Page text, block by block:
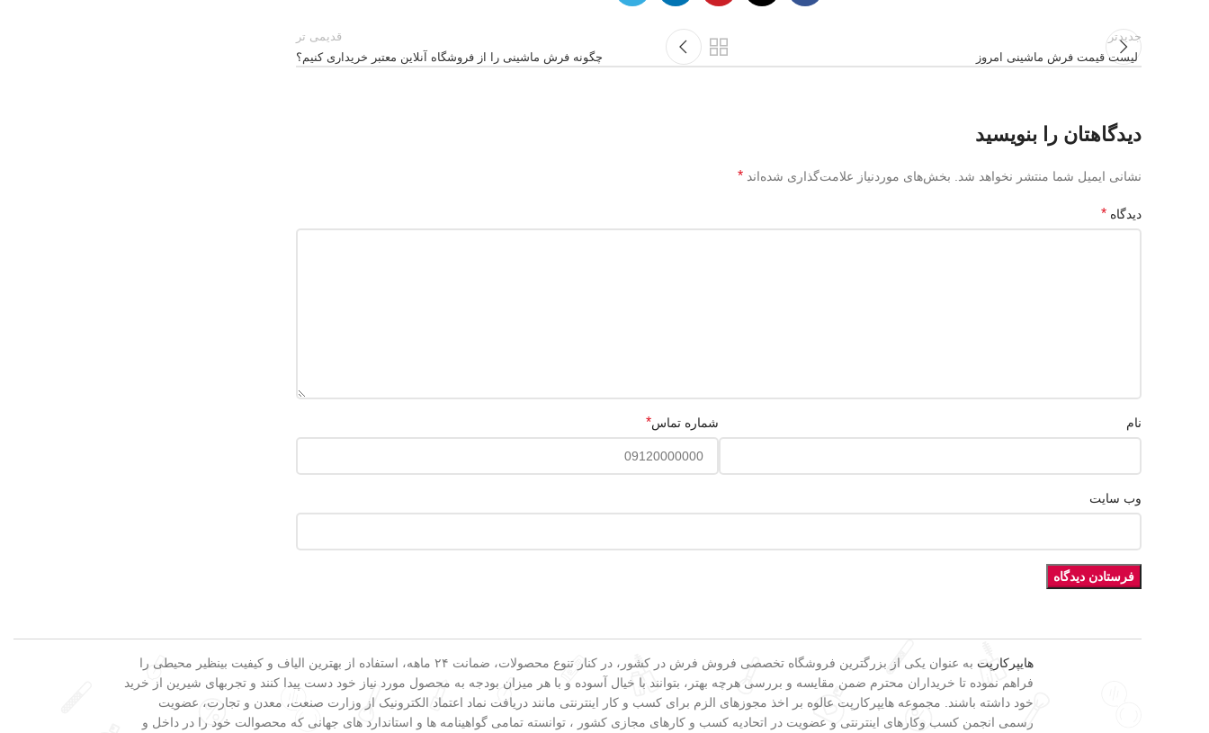
جدیدتر
لیست قیمت فرش ماشینی امروز
قدیمی تر
چگونه فرش ماشینی را از فروشگاه آنلاین معتبر خریداری کنیم؟
دیدگاهتان را بنویسید
نشانی ایمیل شما منتشر نخواهد شد. بخش‌های موردنیاز علامت‌گذاری شده‌اند *
دیدگاه *
نام شماره تماس*
وب‌ سایت
هایپرکارپت
به عنوان یکی از بزرگترین فروشگاه تخصصی فروش فرش در کشور، در کنار تنوع محصولات، ضمانت ۲۴ ماهه، استفاده از بهترین الیاف و کیفیت بینظیر محیطی را
فراهم نموده تا خریداران محترم ضمن مقایسه و بررسی هرچه بهتر، بتوانند با خیال آسوده و با هر میزان بودجه به محصول مورد نیاز خود دست پیدا کنند و تجربهای شیرین از خرید
خود داشته باشند. مجموعه هایپرکارپت عالوه بر اخذ مجوزهای الزم برای کسب و کار اینترنتی مانند دریافت نماد اعتماد الکترونیک از وزارت صنعت، معدن و تجارت، عضویت
رسمی انجمن کسب وکارهای اینترنتی و عضویت در اتحادیه کسب و کارهای مجازی کشور ، توانسته تمامی گواهینامه ها و استاندارد های جهانی که محصوالت خود را در داخل و